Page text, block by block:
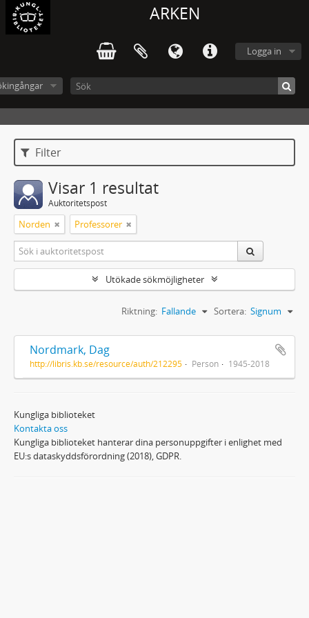
ARKEN
Logga in
Filter
Visar 1 resultat
Auktoritetspost
Norden Professorer
Utökade sökmöjligheter
Sortera: Signum
Riktning: Fallande
Nordmark, Dag
http://libris.kb.se/resource/auth/212295 Person 1945-2018
Kungliga biblioteket
Kontakta oss
Kungliga biblioteket hanterar dina personuppgifter i enlighet med
EU:s dataskyddsförordning (2018), GDPR.